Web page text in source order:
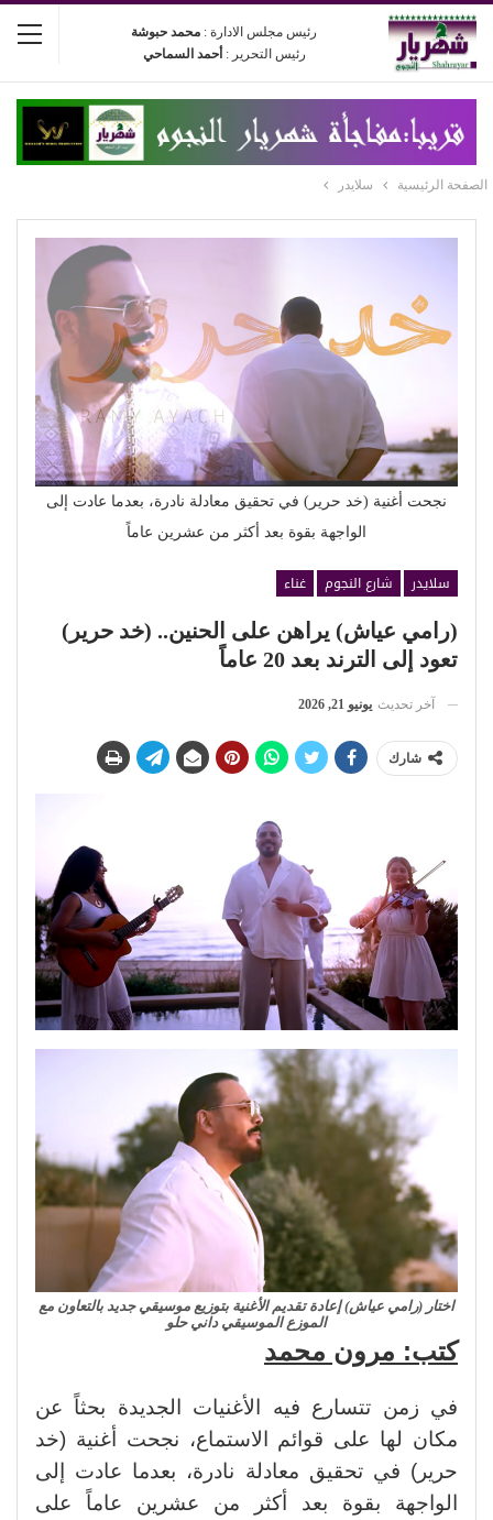
رئيس مجلس الادارة : محمد حبوشة
رئيس التحرير : أحمد السماحي
الصفحة الرئيسية سلايدر
نجحت أغنية (خد حرير) في تحقيق معادلة نادرة، بعدما عادت إلى
الواجهة بقوة بعد أكثر من عشرين عاماً
سلايدر شارع النجوم
غناء
(رامي عياش) يراهن على الحنين.. (خد حرير)
تعود إلى الترند بعد 20 عاماً
آخر تحديث يونيو 21, 2026
شارك
اختار (رامي عياش) إعادة تقديم الأغنية بتوزيع موسيقي جديد بالتعاون مع
الموزع الموسيقي داني حلو
كتب: مرون محمد
في زمن تتسارع فيه الأغنيات الجديدة بحثاً عن
مكان لها على قوائم الاستماع، نجحت أغنية (خد
حرير) في تحقيق معادلة نادرة، بعدما عادت إلى
الواجهة بقوة بعد أكثر من عشرين عاماً على